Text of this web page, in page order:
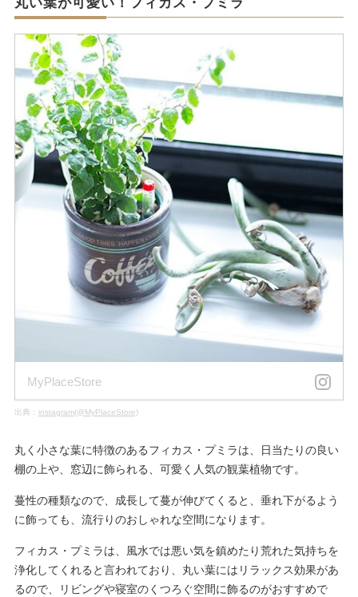
MyPlaceStore
出典： instagram(@MyPlaceStore)
丸く小さな葉に特徴のあるフィカス・プミラは、日当たりの良い
棚の上や、窓辺に飾られる、可愛く人気の観葉植物です。
蔓性の種類なので、成長して蔓が伸びてくると、垂れ下がるよう
に飾っても、流行りのおしゃれな空間になります。
フィカス・プミラは、風水では悪い気を鎮めたり荒れた気持ちを
浄化してくれると言われており、丸い葉にはリラックス効果があ
るので、リビングや寝室のくつろぐ空間に飾るのがおすすめで